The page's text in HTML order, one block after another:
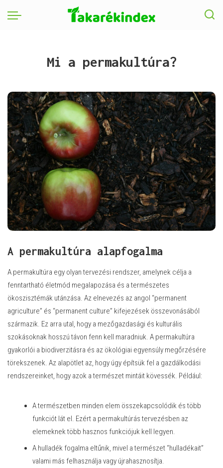
Mi a permakultúra?
A permakultúra alapfogalma
A permakultúra egy olyan tervezési rendszer, amelynek célja a
fenntartható életmód megalapozása és a természetes
ökoszisztémák utánzása. Az elnevezés az angol “permanent
agriculture” és “permanent culture” kifejezések összevonásából
származik. Ez arra utal, hogy a mezőgazdasági és kulturális
szokásoknak hosszú távon fenn kell maradniuk. A permakultúra
gyakorlói a biodiverzitásra és az ökológiai egyensúly megőrzésére
törekszenek. Az alapötlet az, hogy úgy építsük fel a gazdálkodási
rendszereinket, hogy azok a természet mintáit kövessék. Például:
A természetben minden elem összekapcsolódik és több
funkciót lát el. Ezért a permakultúrás tervezésben az
elemeknek több hasznos funkciójuk kell legyen.
A hulladék fogalma eltűnik, mivel a természet “hulladékait”
valami más felhasználja vagy újrahasznosítja.